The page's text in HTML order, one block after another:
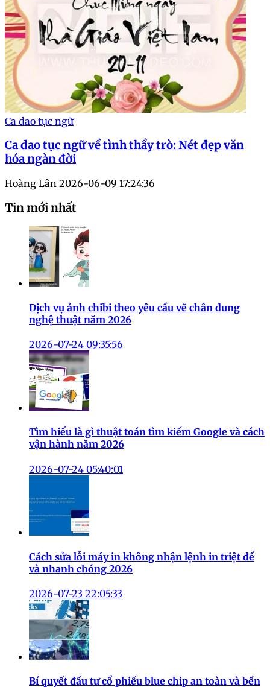
Ca dao tục ngữ
Ca dao tục ngữ về tình thầy trò: Nét đẹp văn
hóa ngàn đời
Hoàng Lân 2026-06-09 17:24:36
Tin mới nhất
Dịch vụ ảnh chibi theo yêu cầu vẽ chân dung
nghệ thuật năm 2026
2026-07-24 09:35:56
Tìm hiểu là gì thuật toán tìm kiếm Google và cách
vận hành năm 2026
2026-07-24 05:40:01
Cách sửa lỗi máy in không nhận lệnh in triệt để
và nhanh chóng 2026
2026-07-23 22:05:33
Bí quyết đầu tư cổ phiếu blue chip an toàn và bền